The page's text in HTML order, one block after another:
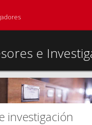
e
investigación